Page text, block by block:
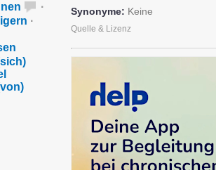
·
·
Synonyme: Keine
Quelle & Lizenz